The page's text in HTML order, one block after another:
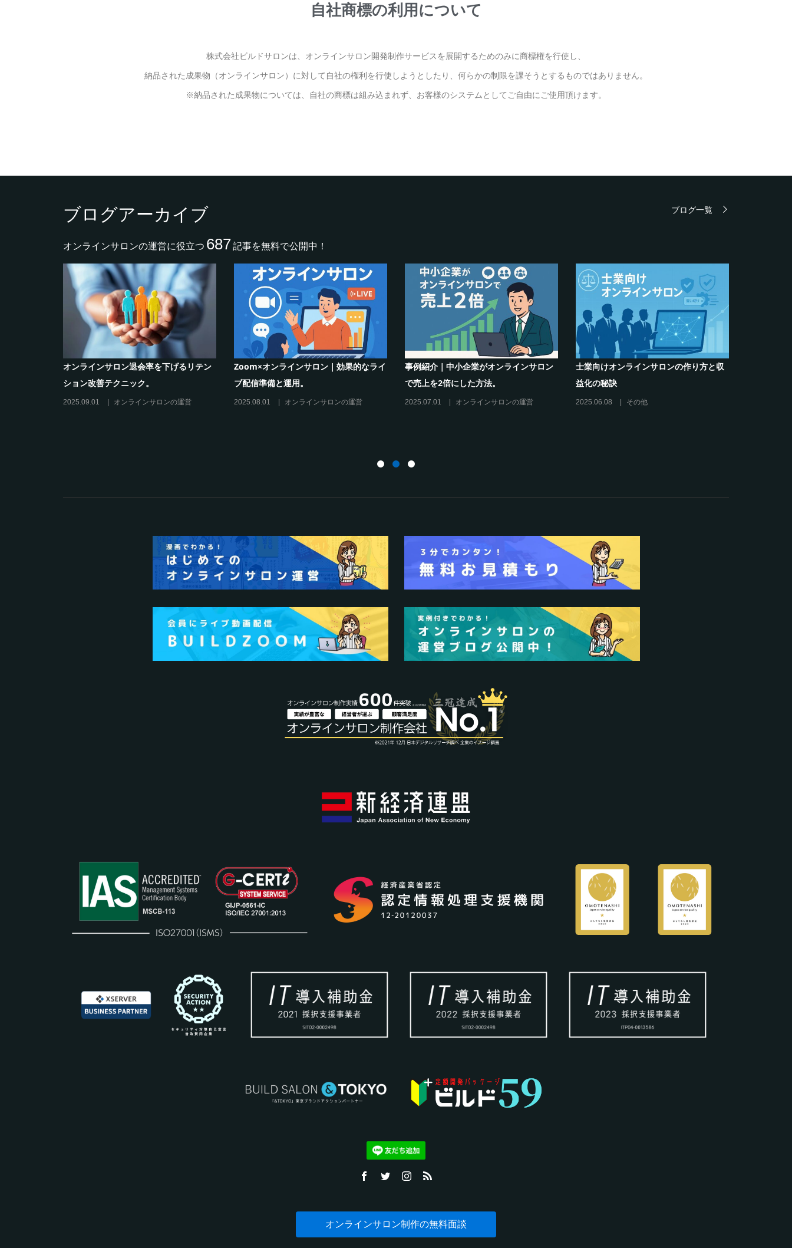
自社商標の利用について​
株式会社ビルドサロンは、オンラインサロン開発制作サービスを展開するためのみに商標権を行使し、
納品された成果物（オンラインサロン）に対して自社の権利を行使しようとしたり、何らかの制限を課そうとするものではありません。
※納品された成果物については、自社の商標は組み込まれず、お客様のシステムとしてご自由にご使用頂けます。
ブログアーカイブ
オンラインサロンの運営に役立つ 687記事を無料で公開中！
ブログ一覧
シリーズ連載【運営者のお悩み解決】コ
コがポイント！リスキリングサロン運営
必須3箇条
オンラインサロンでの”学び”がこれから
のリスキリングを先導すると言えるこれ
だけの”理由”
シリーズ連載【運営者のお悩み解決】～
現存のオンラインサロンをリスキリング
に活用するには？
クリエイター系オンラインサロンの話題
席巻-”マッシュル”について調べてみた!
2024.06.25 オンラインサロンを活用する
オンラインサロン制作の無料面談